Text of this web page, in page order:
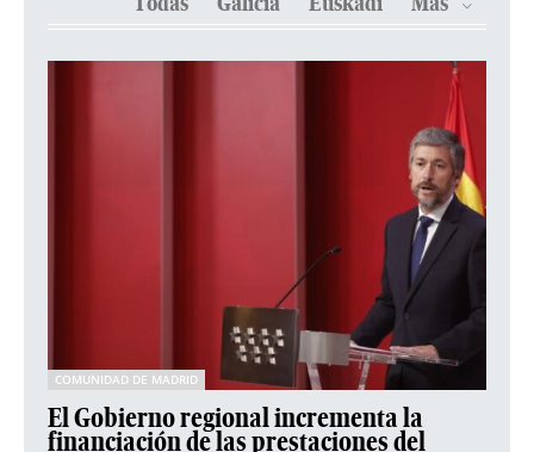
COMUNIDAD DE MADRID
El Gobierno regional incrementa la
financiación de las prestaciones del